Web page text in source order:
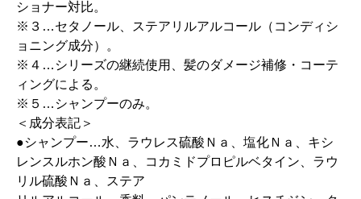
ショナー対比。
※３…セタノール、ステアリルアルコール（コンディシ
ョニング成分）。
※４…シリーズの継続使用、髪のダメージ補修・コーテ
ィングによる。
※５…シャンプーのみ。
＜成分表記＞
●シャンプー…水、ラウレス硫酸Ｎａ、塩化Ｎａ、キシ
レンスルホン酸Ｎａ、コカミドプロピルベタイン、ラウ
リル硫酸Ｎａ、ステア